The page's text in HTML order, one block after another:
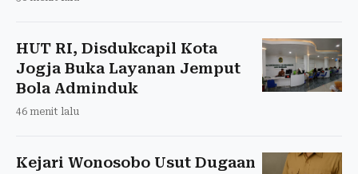
HUT RI, Disdukcapil Kota
Jogja Buka Layanan Jemput
Bola Adminduk
46 menit lalu
Kejari Wonosobo Usut Dugaan